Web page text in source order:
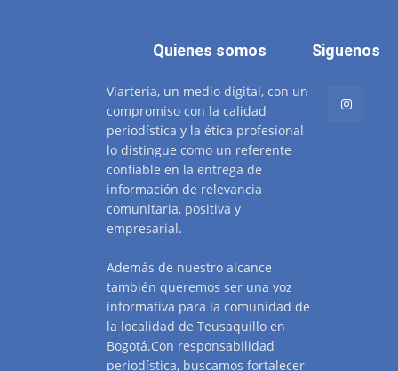
Quienes somos
Viarteria, un medio digital, con un
compromiso con la calidad
periodística y la ética profesional
lo distingue como un referente
confiable en la entrega de
información de relevancia
comunitaria, positiva y
empresarial.
Además de nuestro alcance
también queremos ser una voz
informativa para la comunidad de
la localidad de Teusaquillo en
Bogotá.Con responsabilidad
periodística, buscamos fortalecer
Siguenos